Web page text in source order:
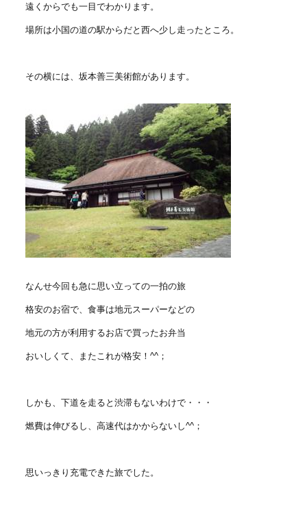
遠くからでも一目でわかります。
場所は小国の道の駅からだと西へ少し走ったところ。
その横には、坂本善三美術館があります。
なんせ今回も急に思い立っての一拍の旅
格安のお宿で、食事は地元スーパーなどの
地元の方が利用するお店で買ったお弁当
おいしくて、またこれが格安！^^；
しかも、下道を走ると渋滞もないわけで・・・
燃費は伸びるし、高速代はかからないし^^；
思いっきり充電できた旅でした。